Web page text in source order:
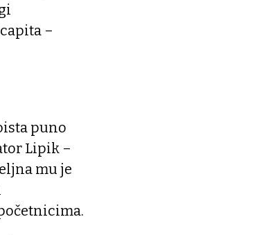
–
puno
Lipik –
mu je